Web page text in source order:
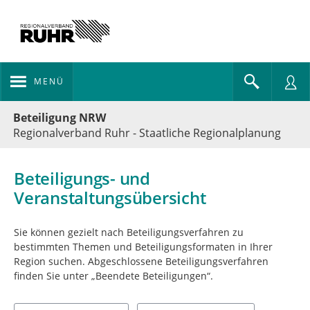
MENÜ
Beteiligung NRW
Regionalverband Ruhr - Staatliche Regionalplanung
Beteiligungs- und
Veranstaltungsübersicht
Sie können gezielt nach Beteiligungsverfahren zu
bestimmten Themen und Beteiligungsformaten in Ihrer
Region suchen. Abgeschlossene Beteiligungsverfahren
finden Sie unter „Beendete Beteiligungen“.